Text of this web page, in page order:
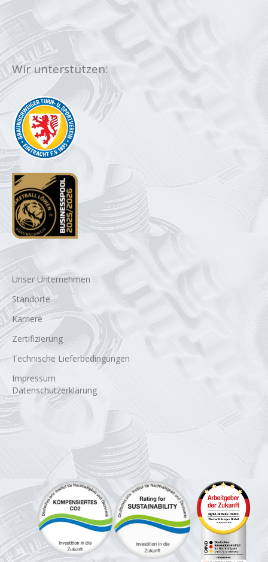
Wir unterstützen:
Unser Unternehmen
Standorte
Karriere
Zertifizierung
Technische Lieferbedingungen
Impressum
Datenschutzerklärung